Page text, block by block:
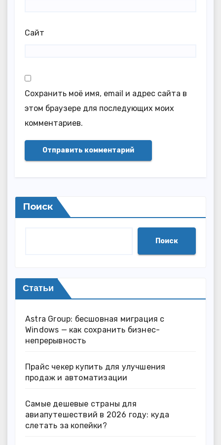
Сайт
Сохранить моё имя, email и адрес сайта в
этом браузере для последующих моих
комментариев.
Поиск
Поиск
Статьи
Astra Group: бесшовная миграция с
Windows — как сохранить бизнес-
непрерывность
Прайс чекер купить для улучшения
продаж и автоматизации
Самые дешевые страны для
авиапутешествий в 2026 году: куда
слетать за копейки?